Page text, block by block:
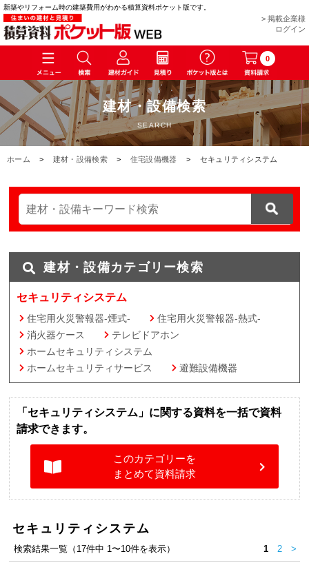
新築やリフォーム時の建築費用がわかる積算資料ポケット版です。
> 掲載企業様
ログイン
0
建材・設備検索
SEARCH
ホーム > 建材・設備検索 > 住宅設備機器 > セキュリティシステム
建材・設備カテゴリー検索
セキュリティシステム
住宅用火災警報器-煙式-
住宅用火災警報器-熱式-
消火器ケース
テレビドアホン
ホームセキュリティシステム
ホームセキュリティサービス
避難設備機器
「セキュリティシステム」に関する資料を一括で資料
請求できます。
このカテゴリーを
まとめて資料請求
セキュリティシステム
検索結果一覧（17件中 1〜10件を表示） 1 2 >